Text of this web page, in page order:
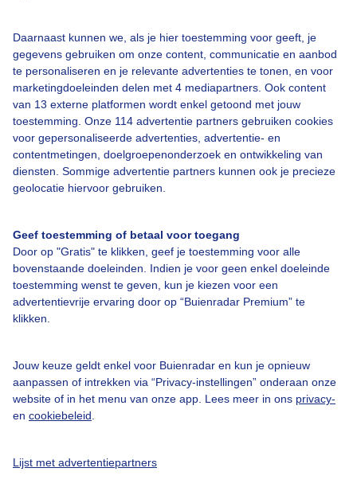
Daarnaast kunnen we, als je hier toestemming voor geeft, je
gegevens gebruiken om onze content, communicatie en aanbod
te personaliseren en je relevante advertenties te tonen, en voor
marketingdoeleinden delen met 4 mediapartners. Ook content
van 13 externe platformen wordt enkel getoond met jouw
toestemming. Onze 114 advertentie partners gebruiken cookies
voor gepersonaliseerde advertenties, advertentie- en
contentmetingen, doelgroepenonderzoek en ontwikkeling van
diensten. Sommige advertentie partners kunnen ook je precieze
geolocatie hiervoor gebruiken.
Geef toestemming of betaal voor toegang
Door op "Gratis" te klikken, geef je toestemming voor alle
bovenstaande doeleinden. Indien je voor geen enkel doeleinde
toestemming wenst te geven, kun je kiezen voor een
advertentievrije ervaring door op “Buienradar Premium” te
klikken.
Jouw keuze geldt enkel voor Buienradar en kun je opnieuw
aanpassen of intrekken via “Privacy-instellingen” onderaan onze
website of in het menu van onze app. Lees meer in ons privacy-
en cookiebeleid
Lijst met advertentiepartners
Over Buienradar
Bedrijfsgegevens
Contact
Toegankelijkheid
Gebruikersvoorwaarden
Adverteren
Privacy beleid
Cookie beleid